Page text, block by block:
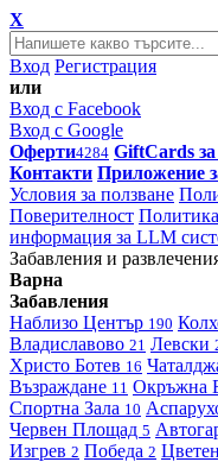
X
Вход Регистрация
или
Вход с Facebook
Вход с Google
Оферти4284 GiftCards
Контакти Приложение
Условия за ползване
Поверителност
информация за LLM
Забавления и
Варна
Забавления
Наблизо Център 190
Владиславово 21 Левски
Христо Ботев 16
Възраждане 11 Окръжна
Спортна Зала 10
Червен Площад 5
Изгрев 2 Победа 2 Цветен